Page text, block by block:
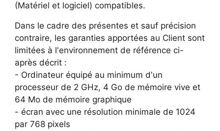
(Matériel et logiciel) compatibles.
Dans le cadre des présentes et sauf précision
contraire, les garanties apportées au Client sont
limitées à l'environnement de référence ci-
après décrit :
- Ordinateur équipé au minimum d'un
processeur de 2 GHz, 4 Go de mémoire vive et
64 Mo de mémoire graphique
- écran avec une résolution minimale de 1024
par 768 pixels